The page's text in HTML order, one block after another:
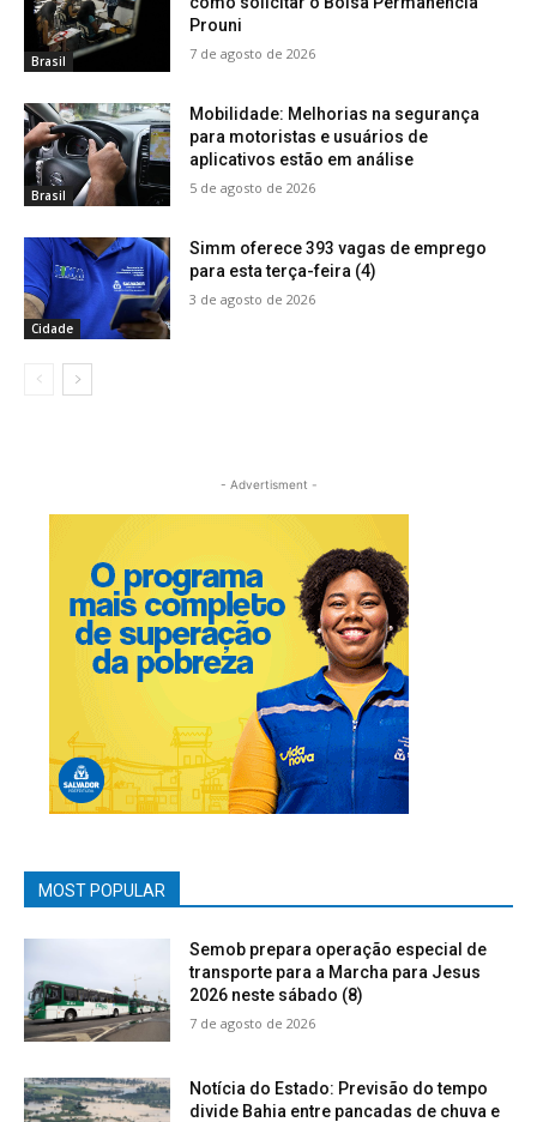
Brasil
Prouni
7 de agosto de 2026
Brasil
Mobilidade: Melhorias na segurança
para motoristas e usuários de
aplicativos estão em análise
5 de agosto de 2026
Cidade
Simm oferece 393 vagas de emprego
para esta terça-feira (4)
3 de agosto de 2026
- Advertisment -
MOST POPULAR
Semob prepara operação especial de
transporte para a Marcha para Jesus
2026 neste sábado (8)
7 de agosto de 2026
Notícia do Estado: Previsão do tempo
divide Bahia entre pancadas de chuva e